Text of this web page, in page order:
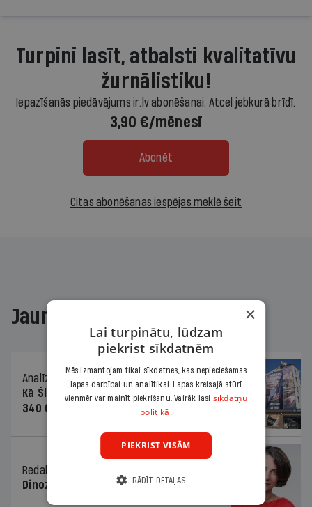
Turpini lasīt, atbalsti kvalitatīvu
žurnālistiku!
Iepazīšanās piedāvājums ir.lv abonēšanai. Atcel jebkurā brīdī.
3,90 €/mēnesī
Abonēt
Citas abonēšanas iespējas meklē šeit
Jaunākajā žurnālā
Analīze
06.08.2026.
Kā Šlesera partija palika nesodīta par
340 000 vērtu reklāmas kampaņu
Redaktores sleja
Dinozaura triks
×
Lai turpinātu, lūdzam
piekrist sīkdatnēm
Mēs izmantojam tikai sīkdatnes, kas nepieciešamas
lapas darbībai un analītikai. Lapas kreisajā stūrī
vienmēr var mainīt piekrišanu. Vairāk lasi sīkdatņu
politikā.
PIEKRIST VISĀM
RĀDĪT DETAĻAS